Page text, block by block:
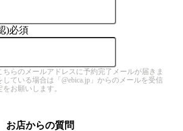
)必須
らのメールアドレスに予約完了メールが届きま
ている場合は「@ebica.jp」からのメールを受信
お願いします。
お店からの質問